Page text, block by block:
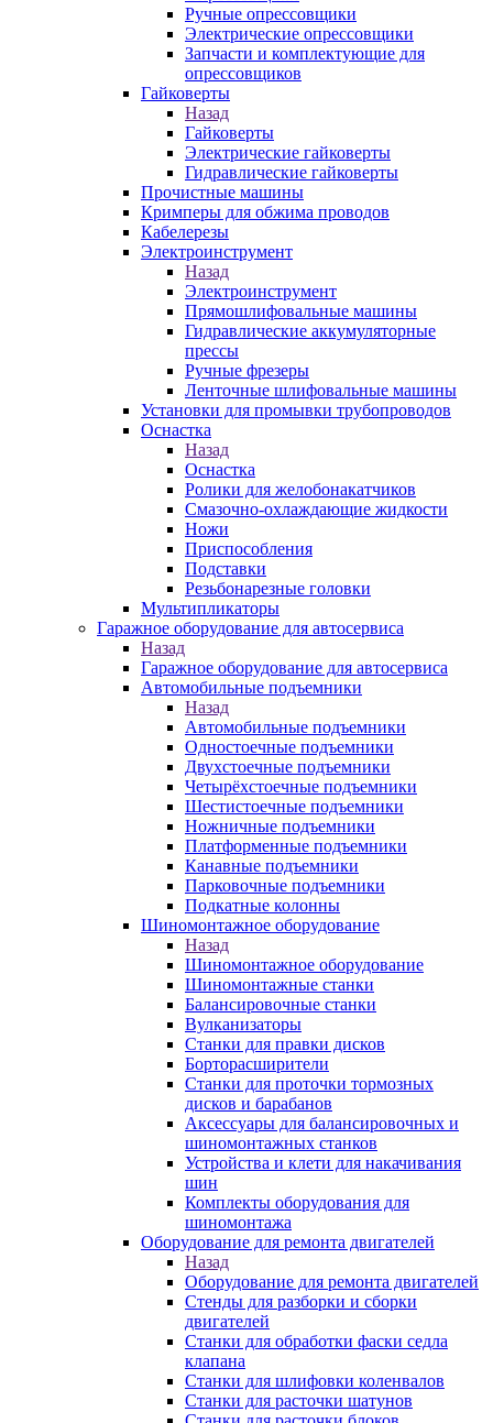
Ручные опрессовщики
Электрические опрессовщики
Запчасти и комплектующие для
опрессовщиков
Гайковерты
Назад
Гайковерты
Электрические гайковерты
Гидравлические гайковерты
Прочистные машины
Кримперы для обжима проводов
Кабелерезы
Электроинструмент
Назад
Электроинструмент
Прямошлифовальные машины
Гидравлические аккумуляторные
прессы
Ручные фрезеры
Ленточные шлифовальные машины
Установки для промывки трубопроводов
Оснастка
Назад
Оснастка
Ролики для желобонакатчиков
Смазочно-охлаждающие жидкости
Ножи
Приспособления
Подставки
Резьбонарезные головки
Мультипликаторы
Гаражное оборудование для автосервиса
Назад
Гаражное оборудование для автосервиса
Автомобильные подъемники
Назад
Автомобильные подъемники
Одностоечные подъемники
Двухстоечные подъемники
Четырёхстоечные подъемники
Шестистоечные подъемники
Ножничные подъемники
Платформенные подъемники
Канавные подъемники
Парковочные подъемники
Подкатные колонны
Шиномонтажное оборудование
Назад
Шиномонтажное оборудование
Шиномонтажные станки
Балансировочные станки
Вулканизаторы
Станки для правки дисков
Борторасширители
Станки для проточки тормозных
дисков и барабанов
Аксессуары для балансировочных и
шиномонтажных станков
Устройства и клети для накачивания
шин
Комплекты оборудования для
шиномонтажа
Оборудование для ремонта двигателей
Назад
Оборудование для ремонта двигателей
Стенды для разборки и сборки
двигателей
Станки для обработки фаски седла
клапана
Станки для шлифовки коленвалов
Станки для расточки шатунов